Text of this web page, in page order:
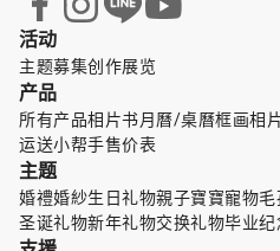
活动
主题募集创作展览
产品
所有产品相片书月曆/桌曆框画相
运送小帮手售价表
主题
婚禮婚紗生日礼物親子寶寶寵物毛
圣诞礼物新年礼物交换礼物毕业纪